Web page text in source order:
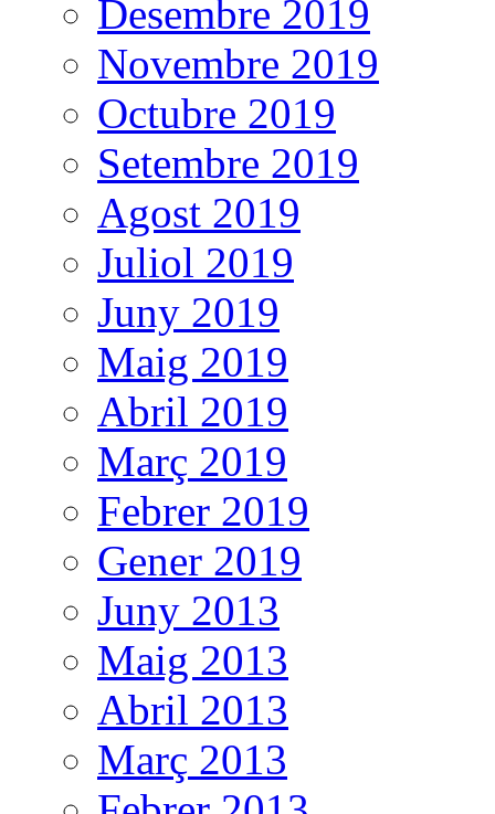
Desembre 2019
Novembre 2019
Octubre 2019
Setembre 2019
Agost 2019
Juliol 2019
Juny 2019
Maig 2019
Abril 2019
Març 2019
Febrer 2019
Gener 2019
Juny 2013
Maig 2013
Abril 2013
Març 2013